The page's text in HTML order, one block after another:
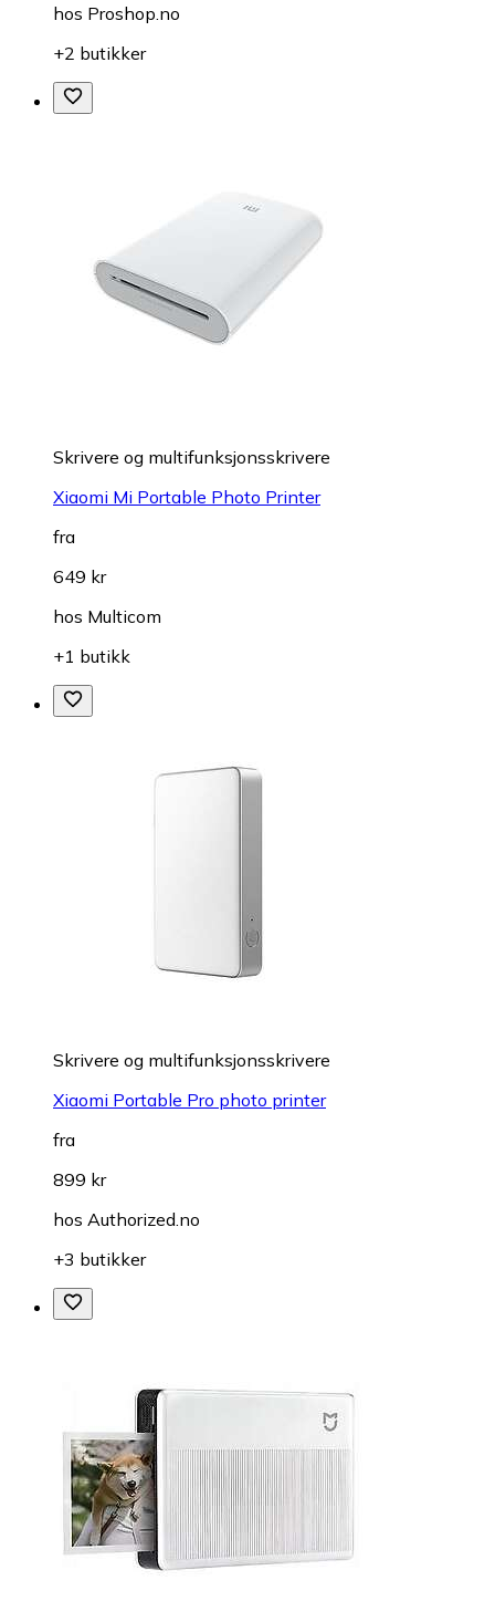
hos Proshop.no
+2 butikker
Skrivere og multifunksjonsskrivere
Xiaomi Mi Portable Photo Printer
fra
649 kr
hos Multicom
+1 butikk
Skrivere og multifunksjonsskrivere
Xiaomi Portable Pro photo printer
fra
899 kr
hos Authorized.no
+3 butikker